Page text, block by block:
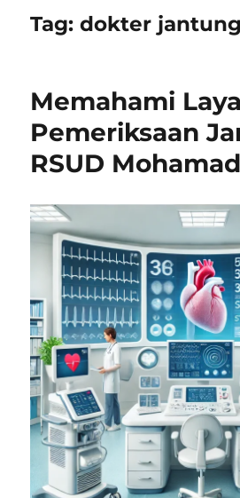
Tag:dokter jantung
Memahami
Pemeriksaan
RSUD